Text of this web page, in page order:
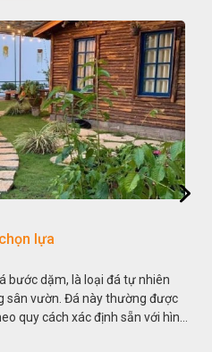
lựa
bước dặm, là loại đá tự nhiên
sân vườn. Đá này thường được
quy cách xác định sẵn với hình
độ dày khác nhau.